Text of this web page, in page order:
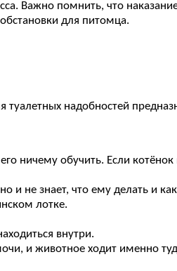
Важно помнить, что
для питомца.
надобностей
ничему обучить. Если
и не знает, что ему делать и как
лотке.
внутри.
и животное ходит именно